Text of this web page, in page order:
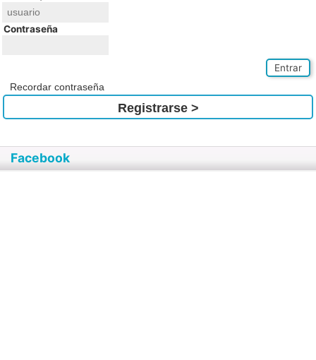
Contraseña
Entrar
Recordar contraseña
Registrarse >
Facebook